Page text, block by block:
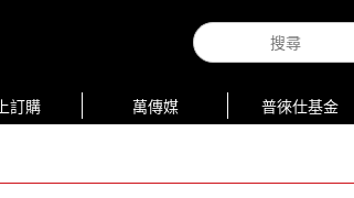
訂購 萬傳媒 普徠仕基金